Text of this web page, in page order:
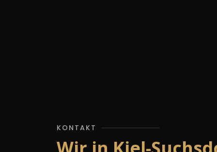
KONTAKT